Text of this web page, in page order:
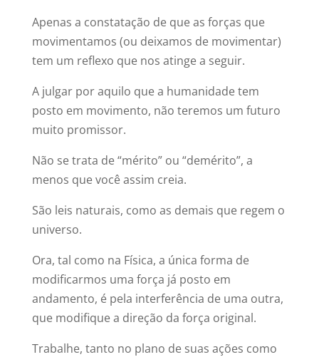
Apenas a constatação de que as forças que
movimentamos (ou deixamos de movimentar)
tem um reflexo que nos atinge a seguir.
A julgar por aquilo que a humanidade tem
posto em movimento, não teremos um futuro
muito promissor.
Não se trata de “mérito” ou “demérito”, a
menos que você assim creia.
São leis naturais, como as demais que regem o
universo.
Ora, tal como na Física, a única forma de
modificarmos uma força já posto em
andamento, é pela interferência de uma outra,
que modifique a direção da força original.
Trabalhe, tanto no plano de suas ações como